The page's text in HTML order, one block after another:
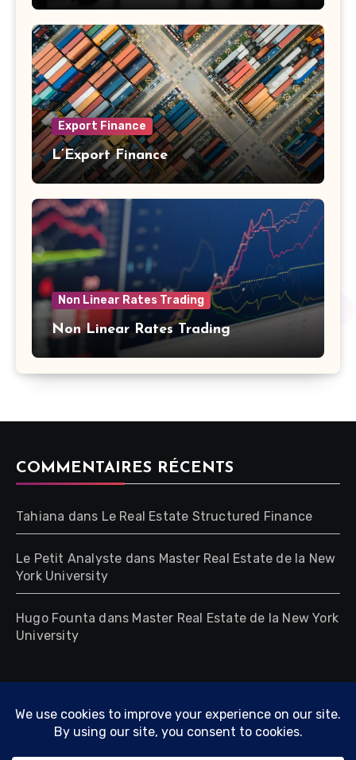
Export Finance
L’Export Finance
Non Linear Rates Trading
Non Linear Rates Trading
COMMENTAIRES RÉCENTS
Tahiana dans Le Real Estate Structured Finance
Le Petit Analyste dans Master Real Estate de la New
York University
Hugo Founta dans Master Real Estate de la New York
University